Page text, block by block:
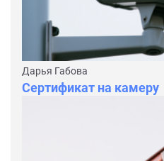
Дарья Габова
Сертификат на камеру